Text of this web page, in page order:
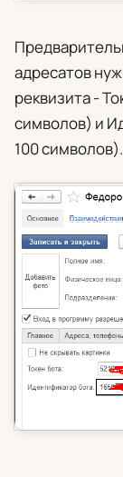
адресатов
реквизита -
символов) и
100